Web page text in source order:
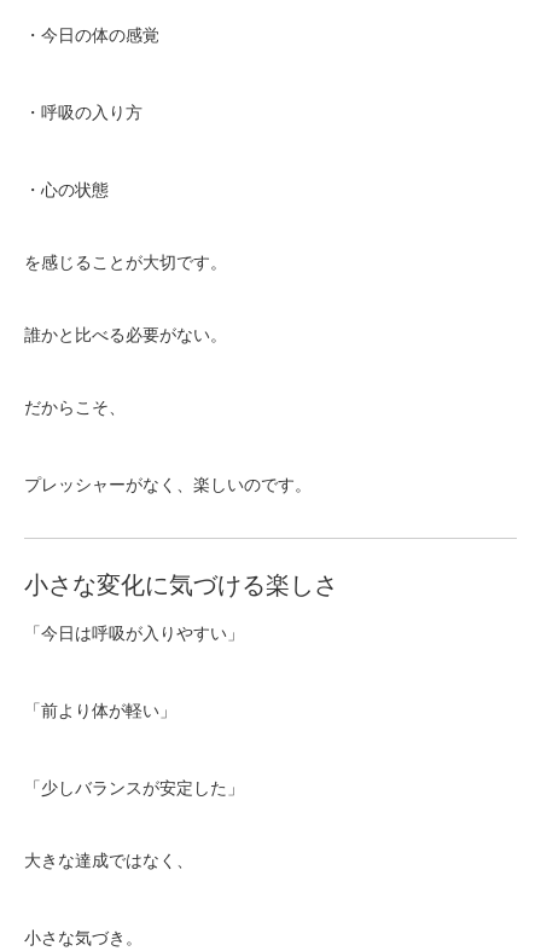
・今日の体の感覚
・呼吸の入り方
・心の状態
を感じることが大切です。
誰かと比べる必要がない。
だからこそ、
プレッシャーがなく、楽しいのです。
小さな変化に気づける楽しさ
「今日は呼吸が入りやすい」
「前より体が軽い」
「少しバランスが安定した」
大きな達成ではなく、
小さな気づき。